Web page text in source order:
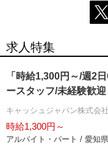
求人特集
「時給1,300円～/週2
ースタッフ/未経験歓迎
キャッシュジャパン株式会社
時給1,300円～
アルバイト・パート / 愛知県